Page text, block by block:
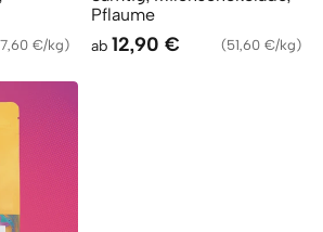
€/kg)
Pflaume
ab 12,90 € (51,60 €/kg)